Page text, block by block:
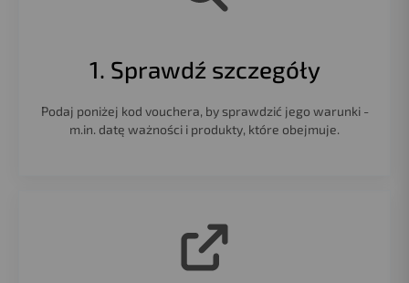
1. Sprawdź szczegóły
Podaj poniżej kod vouchera, by sprawdzić jego warunki -
m.in. datę ważności i produkty, które obejmuje.